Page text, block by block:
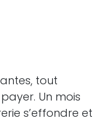
tout
Un mois
s’effondre et